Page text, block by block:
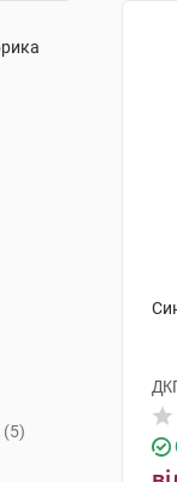
(5)